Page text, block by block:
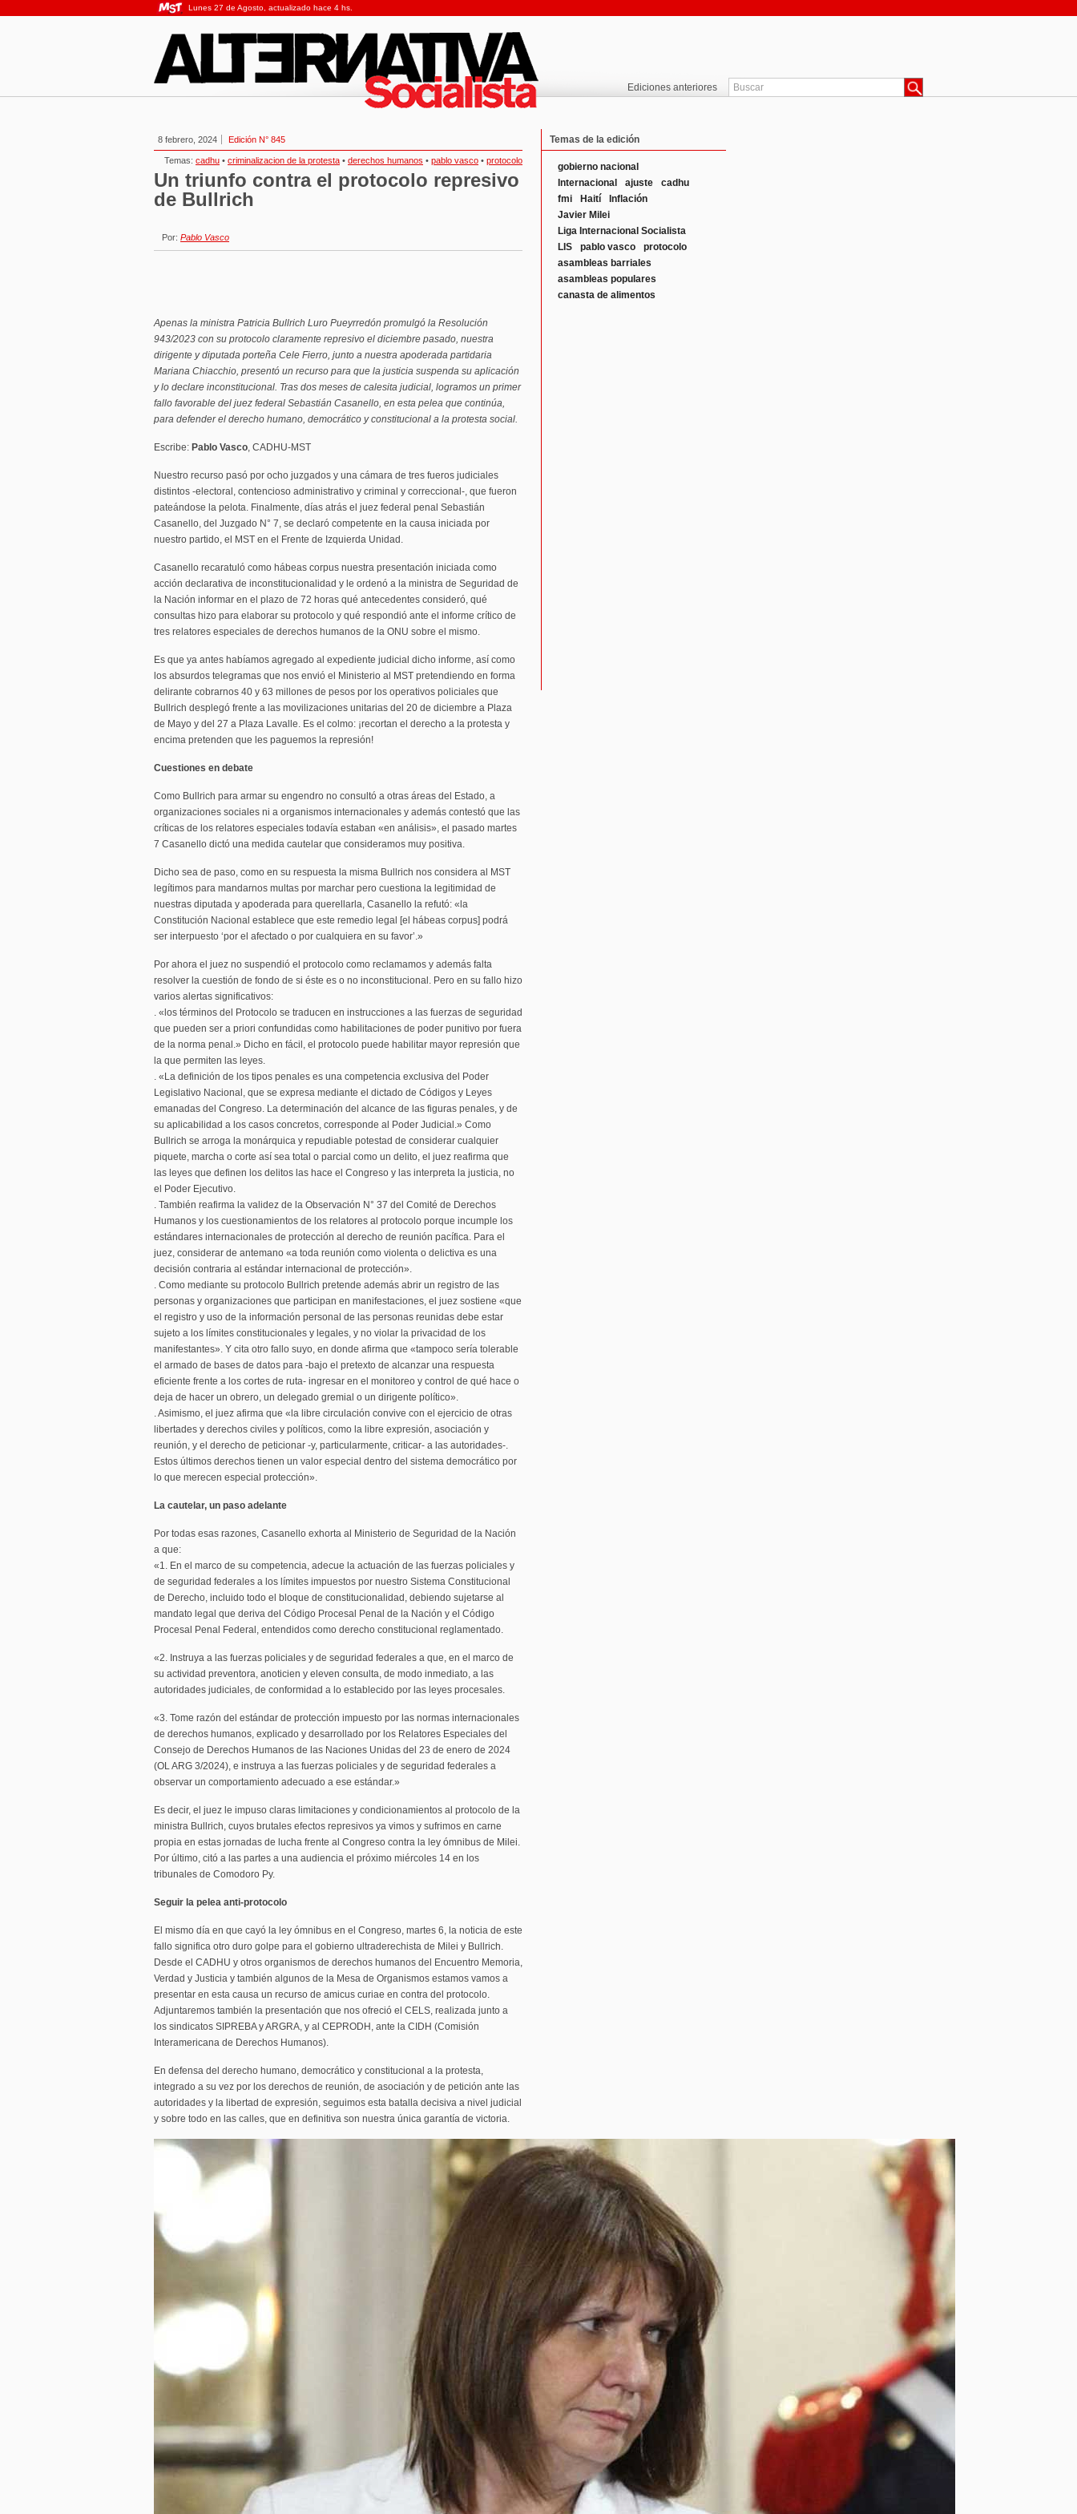
Lunes 27 de Agosto, actualizado hace 4 hs.
Ediciones anteriores
8 febrero, 2024 Edición N° 845
Temas: cadhu • criminalizacion de la protesta • derechos humanos • pablo vasco • protocolo
Un triunfo contra el protocolo represivo
de Bullrich
Por: Pablo Vasco
Apenas la ministra Patricia Bullrich Luro Pueyrredón promulgó la Resolución
943/2023 con su protocolo claramente represivo el diciembre pasado, nuestra
dirigente y diputada porteña Cele Fierro, junto a nuestra apoderada partidaria
Mariana Chiacchio, presentó un recurso para que la justicia suspenda su aplicación
y lo declare inconstitucional. Tras dos meses de calesita judicial, logramos un primer
fallo favorable del juez federal Sebastián Casanello, en esta pelea que continúa,
para defender el derecho humano, democrático y constitucional a la protesta social.
Escribe: Pablo Vasco, CADHU-MST
Nuestro recurso pasó por ocho juzgados y una cámara de tres fueros judiciales
distintos -electoral, contencioso administrativo y criminal y correccional-, que fueron
pateándose la pelota. Finalmente, días atrás el juez federal penal Sebastián
Casanello, del Juzgado N° 7, se declaró competente en la causa iniciada por
nuestro partido, el MST en el Frente de Izquierda Unidad.
Casanello recaratuló como hábeas corpus nuestra presentación iniciada como
acción declarativa de inconstitucionalidad y le ordenó a la ministra de Seguridad de
la Nación informar en el plazo de 72 horas qué antecedentes consideró, qué
consultas hizo para elaborar su protocolo y qué respondió ante el informe crítico de
tres relatores especiales de derechos humanos de la ONU sobre el mismo.
Es que ya antes habíamos agregado al expediente judicial dicho informe, así como
los absurdos telegramas que nos envió el Ministerio al MST pretendiendo en forma
delirante cobrarnos 40 y 63 millones de pesos por los operativos policiales que
Bullrich desplegó frente a las movilizaciones unitarias del 20 de diciembre a Plaza
de Mayo y del 27 a Plaza Lavalle. Es el colmo: ¡recortan el derecho a la protesta y
encima pretenden que les paguemos la represión!
Cuestiones en debate
Como Bullrich para armar su engendro no consultó a otras áreas del Estado, a
organizaciones sociales ni a organismos internacionales y además contestó que las
críticas de los relatores especiales todavía estaban «en análisis», el pasado martes
7 Casanello dictó una medida cautelar que consideramos muy positiva.
Dicho sea de paso, como en su respuesta la misma Bullrich nos considera al MST
legítimos para mandarnos multas por marchar pero cuestiona la legitimidad de
nuestras diputada y apoderada para querellarla, Casanello la refutó: «la
Constitución Nacional establece que este remedio legal [el hábeas corpus] podrá
ser interpuesto ‘por el afectado o por cualquiera en su favor’.»
Por ahora el juez no suspendió el protocolo como reclamamos y además falta
resolver la cuestión de fondo de si éste es o no inconstitucional. Pero en su fallo hizo
varios alertas significativos:
. «los términos del Protocolo se traducen en instrucciones a las fuerzas de seguridad
que pueden ser a priori confundidas como habilitaciones de poder punitivo por fuera
de la norma penal.» Dicho en fácil, el protocolo puede habilitar mayor represión que
la que permiten las leyes.
. «La definición de los tipos penales es una competencia exclusiva del Poder
Legislativo Nacional, que se expresa mediante el dictado de Códigos y Leyes
emanadas del Congreso. La determinación del alcance de las figuras penales, y de
su aplicabilidad a los casos concretos, corresponde al Poder Judicial.» Como
Bullrich se arroga la monárquica y repudiable potestad de considerar cualquier
piquete, marcha o corte así sea total o parcial como un delito, el juez reafirma que
las leyes que definen los delitos las hace el Congreso y las interpreta la justicia, no
el Poder Ejecutivo.
. También reafirma la validez de la Observación N° 37 del Comité de Derechos
Humanos y los cuestionamientos de los relatores al protocolo porque incumple los
estándares internacionales de protección al derecho de reunión pacífica. Para el
juez, considerar de antemano «a toda reunión como violenta o delictiva es una
decisión contraria al estándar internacional de protección».
. Como mediante su protocolo Bullrich pretende además abrir un registro de las
personas y organizaciones que participan en manifestaciones, el juez sostiene «que
el registro y uso de la información personal de las personas reunidas debe estar
sujeto a los límites constitucionales y legales, y no violar la privacidad de los
manifestantes». Y cita otro fallo suyo, en donde afirma que «tampoco sería tolerable
el armado de bases de datos para -bajo el pretexto de alcanzar una respuesta
eficiente frente a los cortes de ruta- ingresar en el monitoreo y control de qué hace o
deja de hacer un obrero, un delegado gremial o un dirigente político».
. Asimismo, el juez afirma que «la libre circulación convive con el ejercicio de otras
libertades y derechos civiles y políticos, como la libre expresión, asociación y
reunión, y el derecho de peticionar -y, particularmente, criticar- a las autoridades-.
Estos últimos derechos tienen un valor especial dentro del sistema democrático por
lo que merecen especial protección».
La cautelar, un paso adelante
Por todas esas razones, Casanello exhorta al Ministerio de Seguridad de la Nación
a que:
«1. En el marco de su competencia, adecue la actuación de las fuerzas policiales y
de seguridad federales a los límites impuestos por nuestro Sistema Constitucional
de Derecho, incluido todo el bloque de constitucionalidad, debiendo sujetarse al
mandato legal que deriva del Código Procesal Penal de la Nación y el Código
Procesal Penal Federal, entendidos como derecho constitucional reglamentado.
«2. Instruya a las fuerzas policiales y de seguridad federales a que, en el marco de
su actividad preventora, anoticien y eleven consulta, de modo inmediato, a las
autoridades judiciales, de conformidad a lo establecido por las leyes procesales.
«3. Tome razón del estándar de protección impuesto por las normas internacionales
de derechos humanos, explicado y desarrollado por los Relatores Especiales del
Consejo de Derechos Humanos de las Naciones Unidas del 23 de enero de 2024
(OL ARG 3/2024), e instruya a las fuerzas policiales y de seguridad federales a
observar un comportamiento adecuado a ese estándar.»
Es decir, el juez le impuso claras limitaciones y condicionamientos al protocolo de la
ministra Bullrich, cuyos brutales efectos represivos ya vimos y sufrimos en carne
propia en estas jornadas de lucha frente al Congreso contra la ley ómnibus de Milei.
Por último, citó a las partes a una audiencia el próximo miércoles 14 en los
tribunales de Comodoro Py.
Seguir la pelea anti-protocolo
El mismo día en que cayó la ley ómnibus en el Congreso, martes 6, la noticia de este
fallo significa otro duro golpe para el gobierno ultraderechista de Milei y Bullrich.
Desde el CADHU y otros organismos de derechos humanos del Encuentro Memoria,
Verdad y Justicia y también algunos de la Mesa de Organismos estamos vamos a
presentar en esta causa un recurso de amicus curiae en contra del protocolo.
Adjuntaremos también la presentación que nos ofreció el CELS, realizada junto a
los sindicatos SIPREBA y ARGRA, y al CEPRODH, ante la CIDH (Comisión
Interamericana de Derechos Humanos).
En defensa del derecho humano, democrático y constitucional a la protesta,
integrado a su vez por los derechos de reunión, de asociación y de petición ante las
autoridades y la libertad de expresión, seguimos esta batalla decisiva a nivel judicial
y sobre todo en las calles, que en definitiva son nuestra única garantía de victoria.
Temas de la edición
gobierno nacional
Internacional
ajuste
cadhu
fmi
Haití
Inflación
Javier Milei
Liga Internacional Socialista
LIS
pablo vasco
protocolo
asambleas barriales
asambleas populares
canasta de alimentos